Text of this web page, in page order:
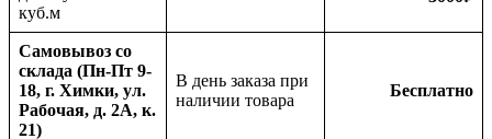
куб.м
Самовывоз со
склада (Пн-Пт 9-
18, г. Химки, ул.
Рабочая, д. 2А, к.
21)
В день заказа при
наличии товара
Бесплатно